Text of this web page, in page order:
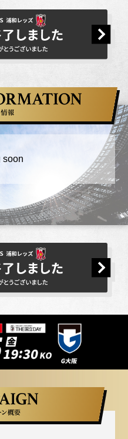
す場合があります。
への出品は、固くお
できません。
問い合わせ先
待キャンペーン」
ムよりお問合せくだ
soon